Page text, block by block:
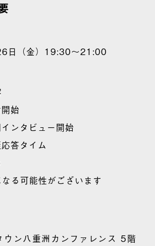
日（金）19:30〜21:00
始
ンタビュー開始
答タイム
る可能性がございます
ウン八重洲カンファレンス 5階